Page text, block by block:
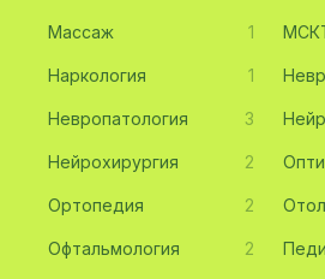
Массаж 1
Наркология 1
Невропатология 3
Нейрохирургия 2
Ортопедия 2
Офтальмология 2